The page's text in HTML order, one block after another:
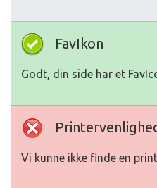
FavIkon
Godt, din side har et
Vi kunne ikke finde en